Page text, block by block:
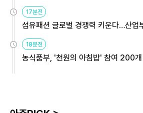
17분전
섬유패션 글로벌 경쟁력 키운다…산
18분전
농식품부, '천원의 아침밥' 참여 200개